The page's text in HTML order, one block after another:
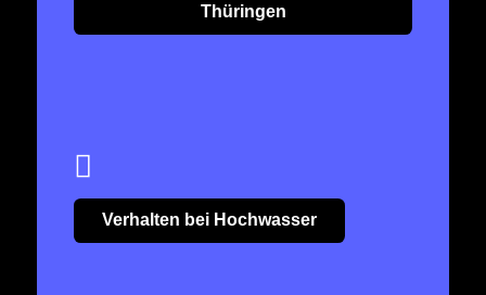
Thüringen
Verhalten bei Hochwasser